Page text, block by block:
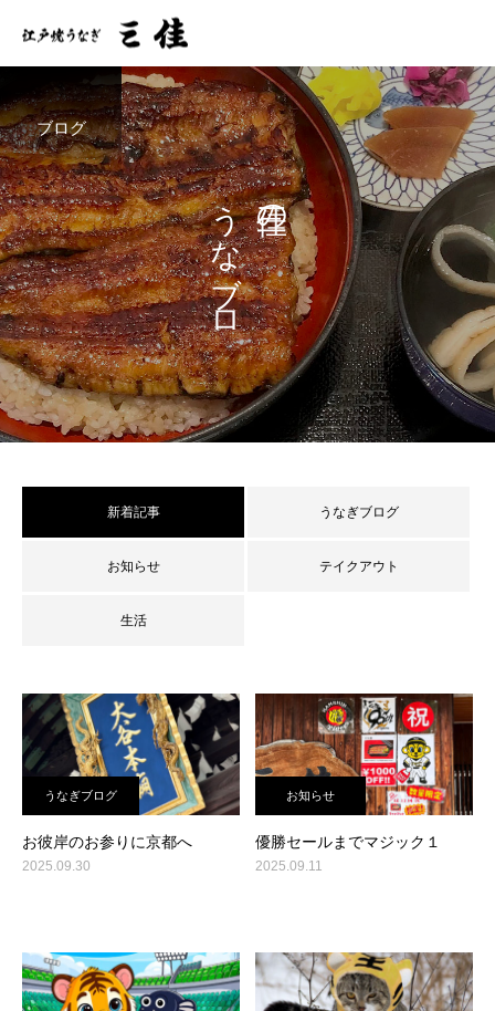
ブログ
三佳の
うなブロ
新着記事 うなぎブログ
お知らせ テイクアウト
生活
うなぎブログ
お彼岸のお参りに京都へ
2025.09.30
お知らせ
優勝セールまでマジック１
2025.09.11